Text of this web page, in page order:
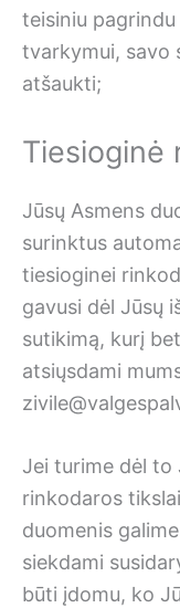
teisiniu
tvarkymui, savo
atšaukti;
Tiesioginė
Jūsų Asmens
surinktus
tiesioginei
gavusi dėl Jūsų
sutikimą, kurį
atsiųsdami
Jei turime dėl to
rinkodaros
duomenis
siekdami
būti įdomu, ko